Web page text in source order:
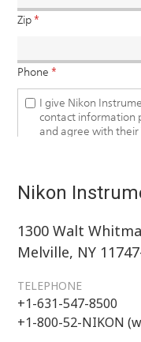
Nikon
1300 Walt
Melville, NY
TELEPHONE
+1-631-547-8500
+1-800-52-NIKON